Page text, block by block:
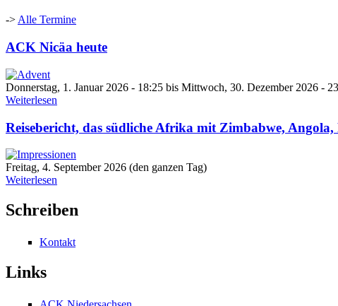
->Alle Termine
ACK Nicäa heute
Donnerstag, 1. Januar 2026 - 18:25 bis Mittwoch, 30. Dezember 2026 -
Weiterlesen
Reisebericht, das südliche Afrika mit Zimbabwe,
Freitag, 4. September 2026 (den ganzen Tag)
Weiterlesen
Schreiben
Kontakt
Links